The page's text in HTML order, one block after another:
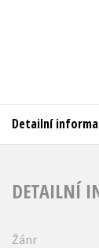
Detailní
DETAILNÍ
Žánr